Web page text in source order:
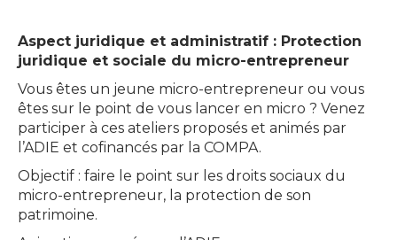
Aspect juridique et administratif : Protection
juridique et sociale du micro-entrepreneur
Vous êtes un jeune micro-entrepreneur ou vous
êtes sur le point de vous lancer en micro ? Venez
participer à ces ateliers proposés et animés par
l’ADIE et cofinancés par la COMPA.
Objectif : faire le point sur les droits sociaux du
micro-entrepreneur, la protection de son
patrimoine.